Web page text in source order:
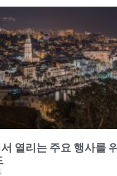
열리는 주요 행사를